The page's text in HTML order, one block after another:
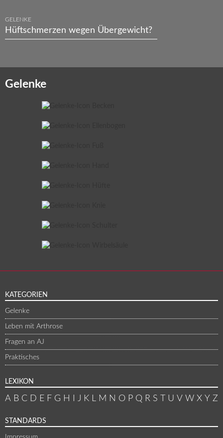
GELENKE
Hüftschmerzen wegen Übergewicht?
Gelenke
KATEGORIEN
Gelenke
Leben mit Arthrose
Fragen an AJ
Praktisches
LEXIKON
A B C D E F G H J K L M N O P Q R S U V W X Y Z
STANDARDS